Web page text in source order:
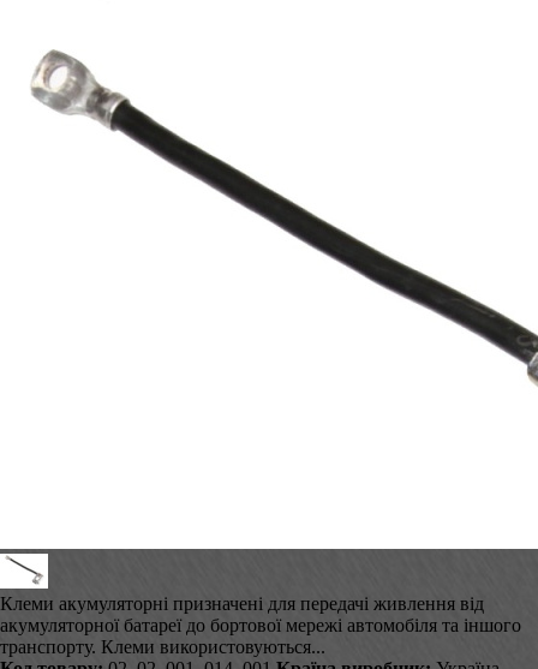
Клеми акумуляторні призначені для передачі живлення від
акумуляторної батареї до бортової мережі автомобіля та іншого
транспорту. Клеми використовуються...